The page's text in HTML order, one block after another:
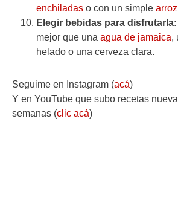
enchiladas o con un simple
Elegir bebidas para disfrutarla
mejor que una agua de jamaica,
helado o una cerveza clara.
Seguime en Instagram (acá)
Y en YouTube que subo recetas
semanas (clic acá)